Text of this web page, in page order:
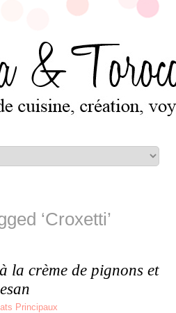
‘Croxetti’
la crème de pignons et
Principaux